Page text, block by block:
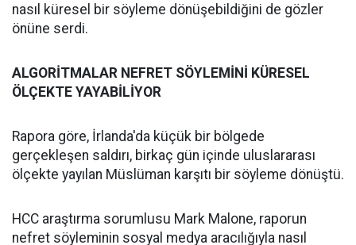
nasıl küresel bir söyleme dönüşebildiğini de gözler
önüne serdi.
ALGORİTMALAR NEFRET SÖYLEMİNİ KÜRESEL
ÖLÇEKTE YAYABİLİYOR
Rapora göre, İrlanda'da küçük bir bölgede
gerçekleşen saldırı, birkaç gün içinde uluslararası
ölçekte yayılan Müslüman karşıtı bir söyleme dönüştü.
HCC araştırma sorumlusu Mark Malone, raporun
nefret söyleminin sosyal medya aracılığıyla nasıl